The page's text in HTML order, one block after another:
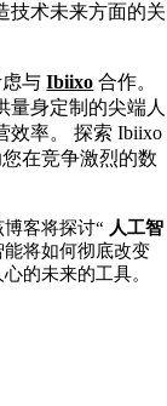
技术未来方面的关
虑与Ibiixo 合作。
量身定制的尖端人
效率。 探索 Ibiixo
在竞争激烈的数
客将探讨“ 人工智
将如何彻底改变
的未来的工具。